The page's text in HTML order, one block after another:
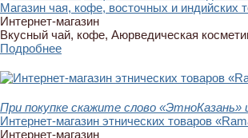
Магазин чая, кофе, восточных и индийских
Интернет-магазин
Вкусный чай, кофе, Аюрведическая
Подробнее
При покупке скажите слово
Интернет-магазин этнических товаров
Интернет-магазин